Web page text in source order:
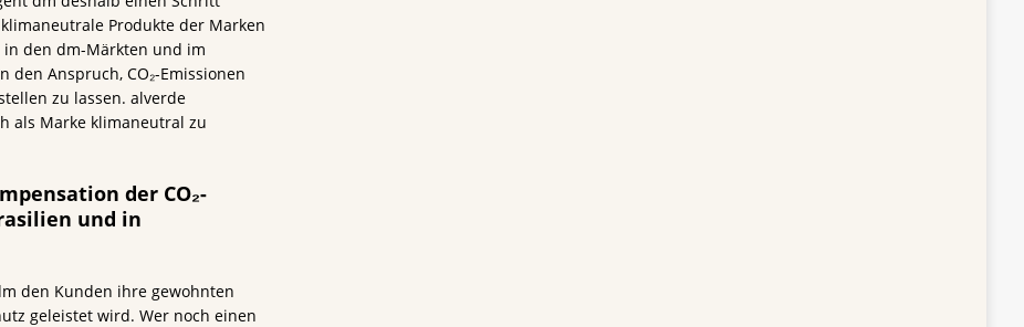
Produkte der Marken
in den dm-Märkten und im
Anspruch, CO₂-Emissionen
zu lassen. alverde
als Marke klimaneutral zu
der CO₂-
und in
den Kunden ihre gewohnten
geleistet wird. Wer noch einen